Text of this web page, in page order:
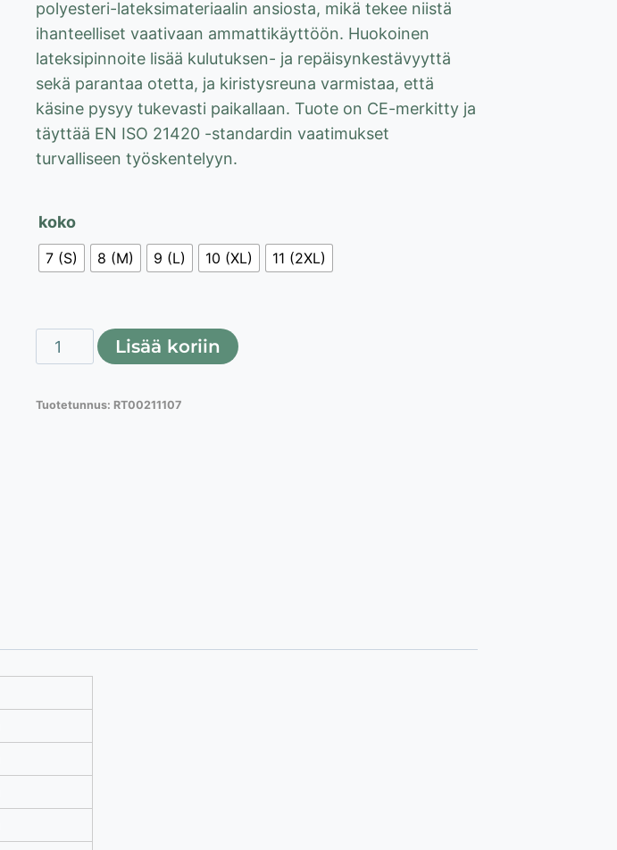
polyesteri-lateksimateriaalin ansiosta, mikä tekee niistä
ihanteelliset vaativaan ammattikäyttöön. Huokoinen
lateksipinnoite lisää kulutuksen- ja repäisynkestävyyttä
sekä parantaa otetta, ja kiristysreuna varmistaa, että
käsine pysyy tukevasti paikallaan. Tuote on CE-merkitty ja
täyttää EN ISO 21420 -standardin vaatimukset
turvalliseen työskentelyyn.
koko
7 (S) 8 (M) 9 (L) 10 (XL) 11 (2XL)
Lahti
Pro
suojakäsineet,
Lisää koriin
Tuotetunnus: RT00211107